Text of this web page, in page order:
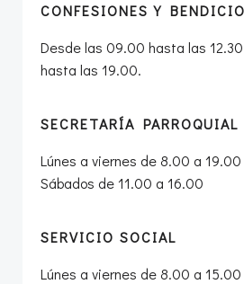
CONFESIONES Y
Desde las 09.00 hasta las
hasta las 19.00.
SECRETARÍA PARROQUIAL
Lúnes a viernes de 8.00 a 19.00
Sábados de 11.00 a 16.00
SERVICIO SOCIAL
Lúnes a viernes de 8.00 a 15.00